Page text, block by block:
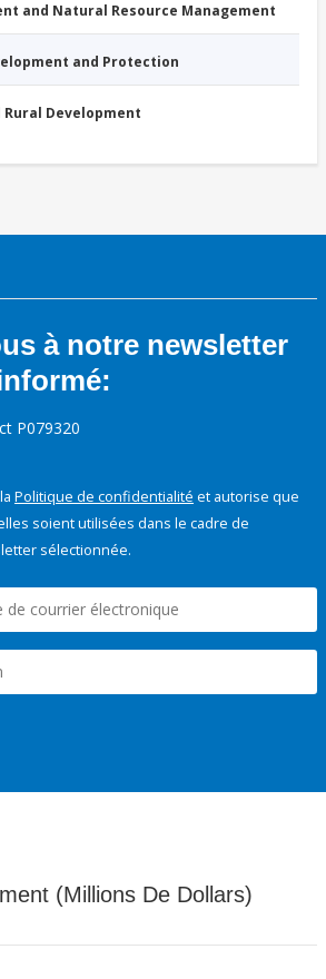
and Natural Resource Management
and Protection
Rural Development
à notre newsletter
P079320
Politique de confidentialité et autorise que
soient utilisées dans le cadre de
sélectionnée.
(Millions De Dollars)